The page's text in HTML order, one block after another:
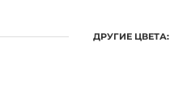
ДРУГИЕ ЦВЕТА: